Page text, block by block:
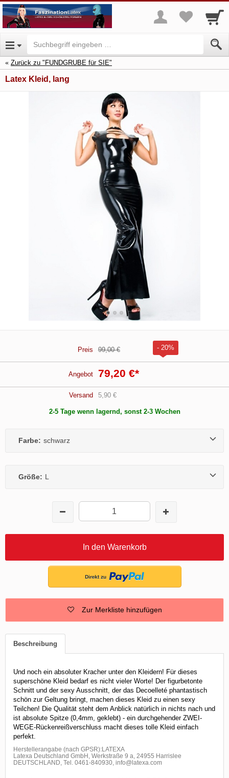
Zurück zu "FUNDGRUBE für SIE"
Latex Kleid, lang
Preis 99,00 € - 20%
Angebot 79,20 €*
Versand 5,90 €
2-5 Tage wenn lagernd, sonst 2-3 Wochen
Farbe: schwarz
Größe: L
In den Warenkorb
Zur Merkliste hinzufügen
Beschreibung
Und noch ein absoluter Kracher unter den Kleidern! Für dieses
superschöne Kleid bedarf es nicht vieler Worte! Der figurbetonte
Schnitt und der sexy Ausschnitt, der das Decoelleté phantastisch
schön zur Geltung bringt, machen dieses Kleid zu einen sexy
Teilchen! Die Qualität steht dem Anblick natürlich in nichts nach und
ist absolute Spitze (0,4mm, geklebt) - ein durchgehender ZWEI-
WEGE-Rückenreißverschluss macht dieses tolle Kleid einfach
perfekt.
Herstellerangabe (nach GPSR):LATEXA
Latexa Deutschland GmbH, Werkstraße 9 a, 24955 Harrislee
DEUTSCHLAND, Tel. 0461-840930, info@latexa.com